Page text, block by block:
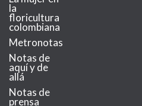
la
floricultura
colombiana
Metronotas
Notas de
aquí y de
allá
Notas de
prensa